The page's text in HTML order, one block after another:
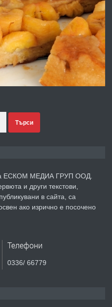
общи работници
преди 1 година
"По стъпките на Ангел
преди 1 година
Математика
Търси
ЕСКОМ МЕДИА ГРУП ООД.
и други текстови,
в сайта, са
ако изрично е посочено
Телефони
0336/ 66779